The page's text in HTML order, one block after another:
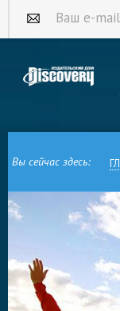
Ваш e-mail
Вы сейчас здесь: